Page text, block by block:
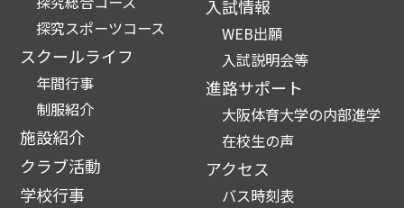
探究スポーツコース
スクールライフ
年間行事
制服紹介
施設紹介
クラブ活動
学校行事
入試情報
WEB出願
入試説明会等
進路サポート
大阪体育大学の内部進学
在校生の声
アクセス
バス時刻表